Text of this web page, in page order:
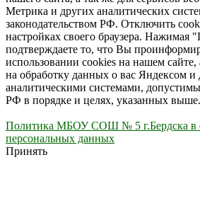
Метрика и других аналитических
законодательством РФ. Отключить
настройках своего браузера.
подтверждаете то, что Вы
использовании cookies на нашем сайте,
на обработку данных о вас Яндексом и
аналитическими системами,
РФ в порядке и целях, указанных выше.
Политика МБОУ СОШ № 5 г.Бердска в
персональных данных
Принять